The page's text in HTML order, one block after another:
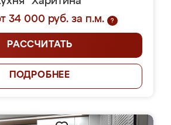
34 000 руб. за п.м.
?
РАССЧИТАТЬ
ПОДРОБНЕЕ